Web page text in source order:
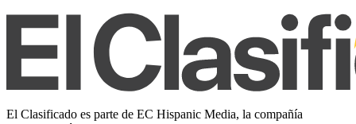
El Clasificado es parte de EC Hispanic Media, la compañía